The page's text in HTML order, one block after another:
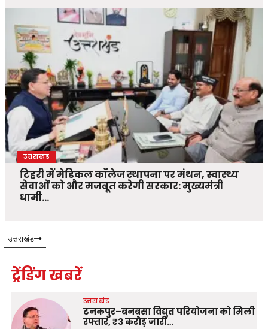
उत्तराखंड
टिहरी में मेडिकल कॉलेज स्थापना पर मंथन, स्वास्थ्य
सेवाओं को और मजबूत करेगी सरकार: मुख्यमंत्री
धामी…
उत्तराखंड
ट्रेंडिंग खबरें
उत्तराखंड
टनकपुर–बनबसा विद्युत परियोजना को मिली
रफ्तार, ₹3 करोड़ जारी…